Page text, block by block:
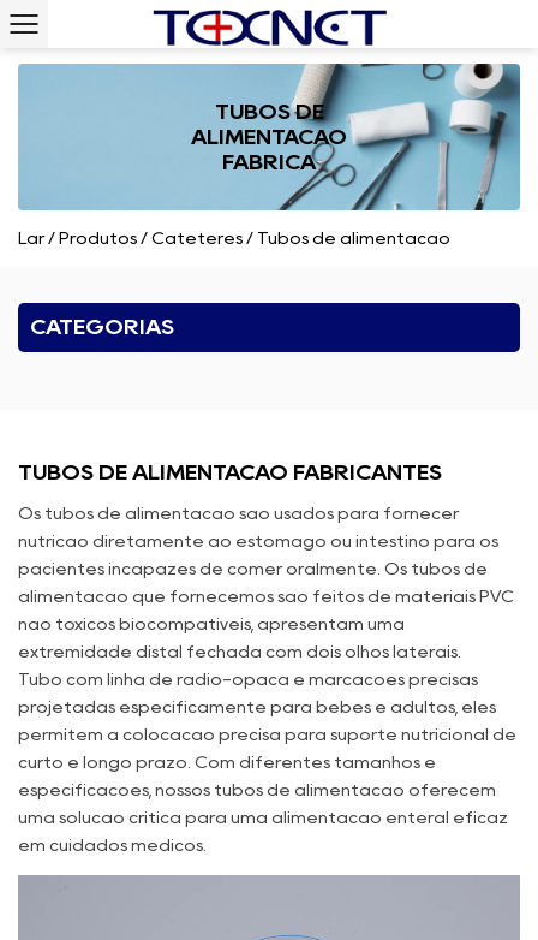
TUBOS DE
ALIMENTAÇÃO
FÁBRICA
Lar/ Produtos / Cateteres / Tubos de alimentação
CATEGORIAS
TUBOS DE ALIMENTAÇÃO FABRICANTES
Os tubos de alimentação são usados ​​para fornecer
nutrição diretamente ao estômago ou intestino para os
pacientes incapazes de comer oralmente. Os tubos de
alimentação que fornecemos são feitos de materiais PVC
não tóxicos biocompatíveis, apresentam uma
extremidade distal fechada com dois olhos laterais.
Tubo com linha de rádio-opaca e marcações precisas
projetadas especificamente para bebês e adultos, eles
permitem a colocação precisa para suporte nutricional de
curto e longo prazo. Com diferentes tamanhos e
especificações, nossos tubos de alimentação oferecem
uma solução crítica para uma alimentação enteral eficaz
em cuidados médicos.